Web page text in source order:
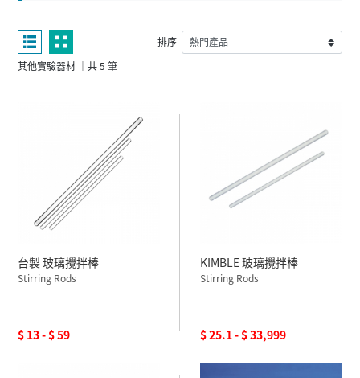
其他實驗器材 ｜共 5 筆
排序
台製 玻璃攪拌棒
Stirring Rods
$ 13 - $ 59
KIMBLE 玻璃攪拌棒
Stirring Rods
$ 25.1 - $ 33,999